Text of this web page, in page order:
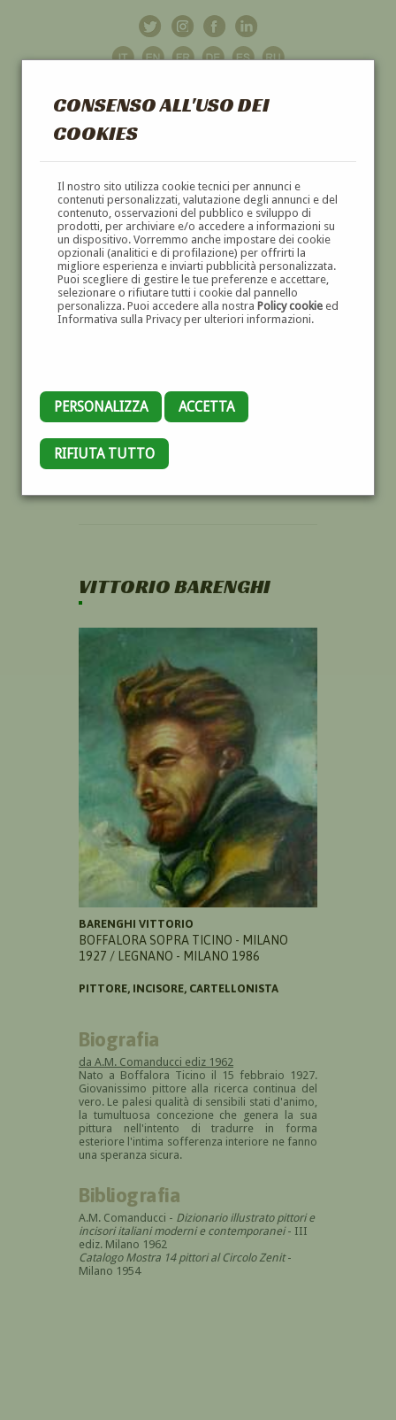
CONSENSO ALL'USO DEI
COOKIES
Il nostro sito utilizza cookie tecnici per annunci e
contenuti personalizzati, valutazione degli annunci e del
contenuto, osservazioni del pubblico e sviluppo di
prodotti, per archiviare e/o accedere a informazioni su
un dispositivo. Vorremmo anche impostare dei cookie
opzionali (analitici e di profilazione) per offrirti la
migliore esperienza e inviarti pubblicità personalizzata.
Puoi scegliere di gestire le tue preferenze e accettare,
selezionare o rifiutare tutti i cookie dal pannello
personalizza. Puoi accedere alla nostra Policy cookieed
Informativa sulla Privacy per ulteriori informazioni.
PERSONALIZZA ACCETTA
RIFIUTA TUTTO
GALLERIAD'ARTE
DIPINTI E SCULTURE '800 E '900
VITTORIO BARENGHI
BARENGHI VITTORIO
BOFFALORA SOPRA TICINO - MILANO
1927 / LEGNANO - MILANO 1986
PITTORE, INCISORE, CARTELLONISTA
Biografia
da A.M. Comanducci ediz 1962
Nato a Boffalora Ticino il 15 febbraio 1927.
Giovanissimo pittore alla ricerca continua del
vero. Le palesi qualità di sensibili stati d'animo,
la tumultuosa concezione che genera la sua
pittura nell'intento di tradurre in forma
esteriore l'intima sofferenza interiore ne fanno
una speranza sicura.
Bibliografia
A.M. Comanducci - Dizionario illustrato pittori e
incisori italiani moderni e contemporanei- III
ediz. Milano 1962
Catalogo Mostra 14 pittori al Circolo Zenit-
Milano 1954